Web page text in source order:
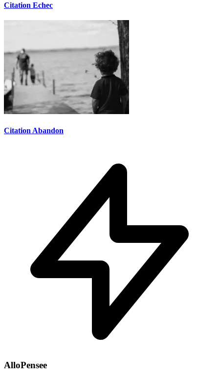
Citation Echec
Citation Abandon
AlloPensee